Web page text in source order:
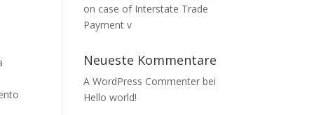
on case of Interstate Trade
Payment v
Neueste Kommentare
A WordPress Commenter bei
Hello world!